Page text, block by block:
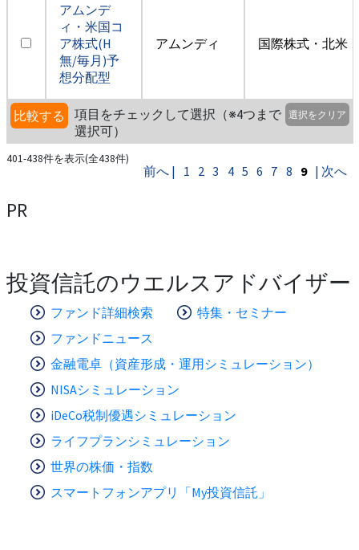
アムンデ
ィ・米国コ
ア株式(H
無/毎月)予
想分配型
アムンディ 国際株式・北米
比較する
項目をチェックして選択（※4つまで
選択可）
選択をクリア
401-438件を表示(全438件)
前へ | 1 2 3 4 5 6 7 8 9 | 次へ
PR
投資信託のウエルスアドバイザー
ファンド詳細検索
特集・セミナー
ファンドニュース
金融電卓（資産形成・運用シミュレーション）
NISAシミュレーション
iDeCo税制優遇シミュレーション
ライフプランシミュレーション
世界の株価・指数
スマートフォンアプリ「My投資信託」